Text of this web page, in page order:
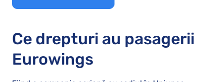
Ce drepturi au pasagerii
Eurowings